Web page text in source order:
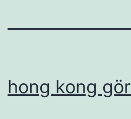
hong kong